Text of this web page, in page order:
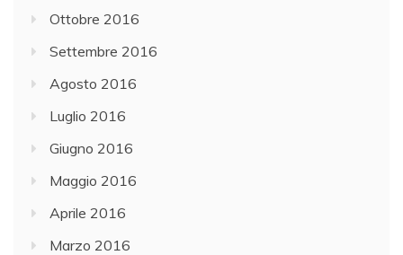
Ottobre 2016
Settembre 2016
Agosto 2016
Luglio 2016
Giugno 2016
Maggio 2016
Aprile 2016
Marzo 2016